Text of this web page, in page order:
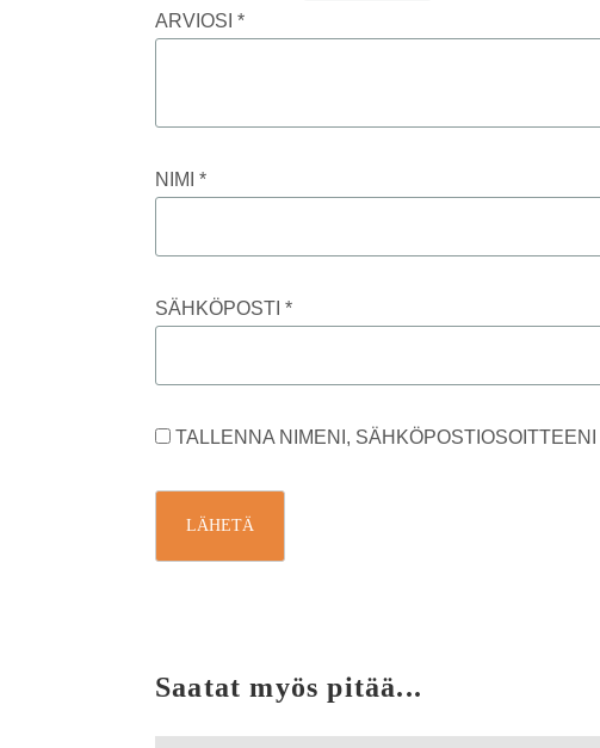
ARVIOSI*
NIMI*
SÄHKÖPOSTI*
TALLENNA NIMENI,
Saatat myös pitää...